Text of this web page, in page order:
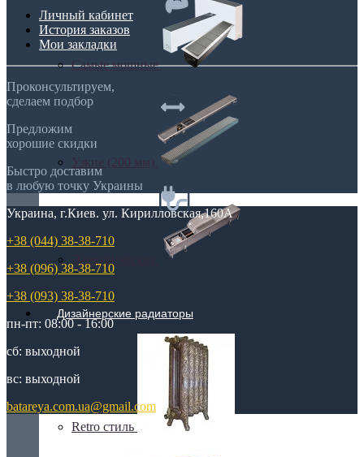
Самые мощные
Дизайнерские радиаторы
Retro стиль
Личный кабинет
История заказов
Мои закладки
Проконсультируем,
сделаем подбор
Предложим
хорошие скидки
Быстро доставим
в любую точку Украины
Украина, г.Киев. ул. Кирилловская,160А
+38 (044) 38-38-710
+38 (096) 38-38-710
+38 (093) 38-38-710
пн-пт: 08:00 - 16:00
сб: выходной
вс: выходной
batareya.com.ua@gmail.com